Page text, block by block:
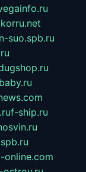
korru.net
suo.spb.ru
f-ship.ru
online.com